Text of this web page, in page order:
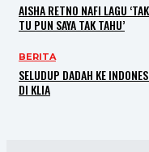
AISHA RETNO NAFI LAGU
TU PUN SAYA TAK TAHU’
BERITA
SELUDUP DADAH KE
DI KLIA